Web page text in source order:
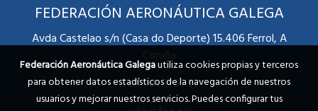
FEDERACIÓN AERONÁUTICA GALEGA
Avda Castelao s/n (Casa do Deporte) 15.406 Ferrol, A
Coruña
Telf 981 31 91 51
Federación Aeronáutica Galegautiliza cookies propias y terceros
para obtener datos estadísticos de la navegación de nuestros
usuarios y mejorar nuestros servicios. Puedes configurar tus